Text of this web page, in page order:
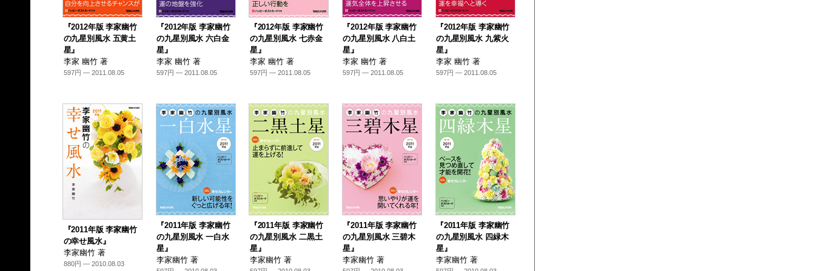
『2012年版 李家幽竹
の九星別風水 五黄土
星』
李家 幽竹 著
597円 — 2011.08.05
『2012年版 李家幽竹
の九星別風水 六白金
星』
李家 幽竹 著
597円 — 2011.08.05
『2012年版 李家幽竹
の九星別風水 七赤金
星』
李家 幽竹 著
597円 — 2011.08.05
『2012年版 李家幽竹
の九星別風水 八白土
星』
李家 幽竹 著
597円 — 2011.08.05
『2012年版 李家幽竹
の九星別風水 九紫火
星』
李家 幽竹 著
597円 — 2011.08.05
『2011年版 李家幽竹
の幸せ風水』
李家幽竹 著
880円 — 2010.08.03
『2011年版 李家幽竹
の九星別風水 一白水
星』
李家幽竹 著
『2011年版 李家幽竹
の九星別風水 二黒土
星』
李家幽竹 著
『2011年版 李家幽竹
の九星別風水 三碧木
星』
李家幽竹 著
『2011年版 李家幽竹
の九星別風水 四緑木
星』
李家幽竹 著